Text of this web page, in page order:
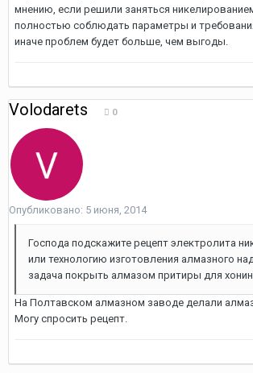
мнению, если решили заняться
полностью соблюдать параметры и
иначе проблем будет больше, чем выгоды.
Volodarets 0
Опубликовано: 5 июня, 2014
Господа подскажите рецепт электролита
или технологию изготовления алмазного
задача покрыть алмазом притиры для
На Полтавском алмазном заводе делали
Могу спросить рецепт.